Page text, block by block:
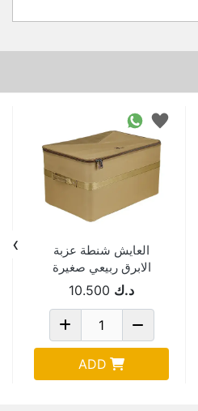
العايش شنطة عزبة
الابرق ربيعي صغيرة
1019B
د.ك 10.500
ADD
›